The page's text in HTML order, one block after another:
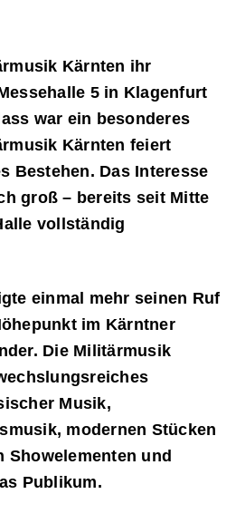
Kärnten ihr
5 in Klagenfurt
war ein besonderes
Kärnten feiert
Bestehen. Das Interesse
groß – bereits seit Mitte
vollständig
einmal mehr seinen Ruf
im Kärntner
Die Militärmusik
Musik,
modernen Stücken
Showelementen und
Publikum.